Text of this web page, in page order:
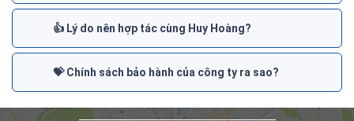
👍 Lý do nên hợp tác cùng Huy Hoàng?
💝 Chính sách bảo hành của công ty ra sao?